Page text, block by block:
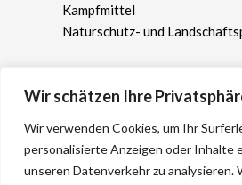
Wir schätzen Ihre
Wir verwenden Cookies, um Ihr
personalisierte Anzeigen oder Inhalte
unseren Datenverkehr zu analysieren.
Kampfmittel
Naturschutz- und